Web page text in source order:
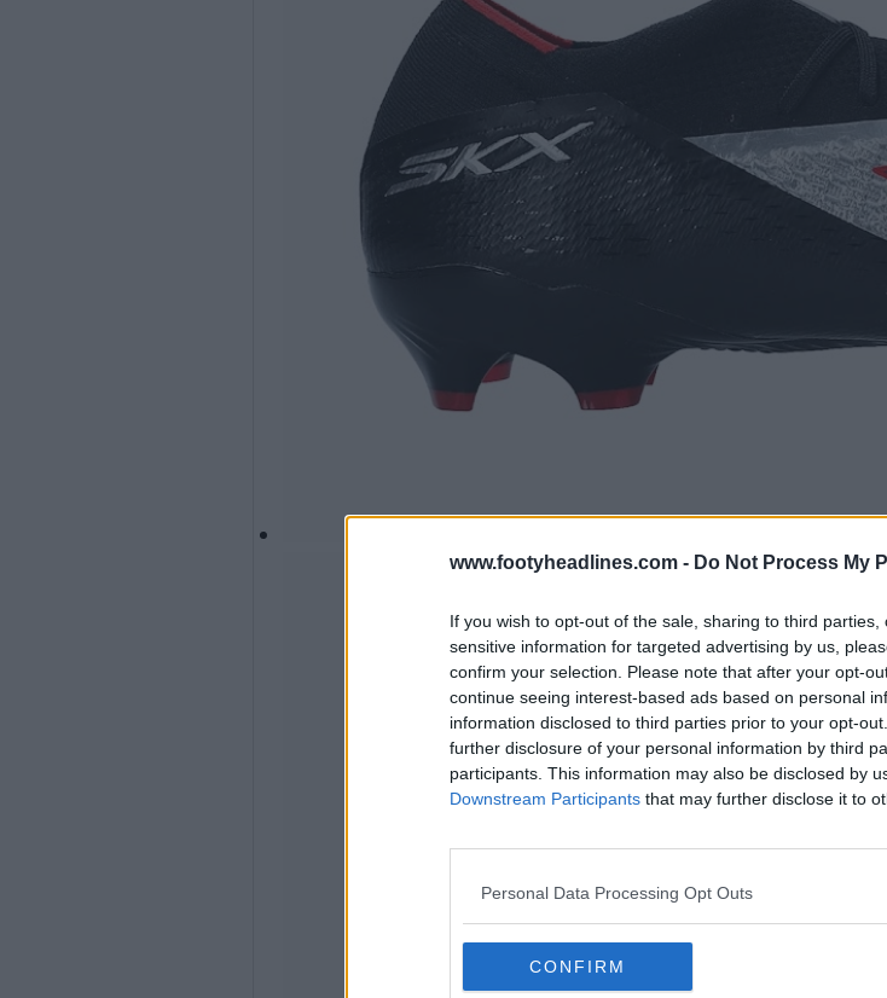
www.footyheadlines.com - Do Not Process My
If you wish to opt-out of the sale, sharing to third
sensitive information for targeted advertising by us,
confirm your selection. Please note that after your opt-
continue seeing interest-based ads based on personal
information disclosed to third parties prior to your opt-
further disclosure of your personal information by third
participants. This information may also be disclosed by
Downstream Participants that may further disclose it to
Personal Data Processing Opt Outs
CONFIRM